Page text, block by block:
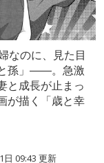
なのに、見た目
孫」――。急激
と成長が止まっ
が描く「歳と幸
日 09:43 更新